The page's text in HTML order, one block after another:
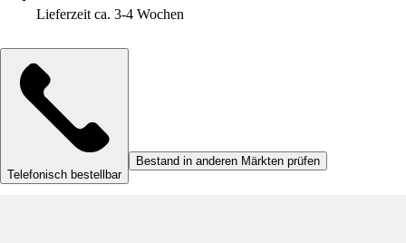
Lieferzeit ca. 3-4 Wochen
Telefonisch bestellbar
Bestand in anderen Märkten prüfen